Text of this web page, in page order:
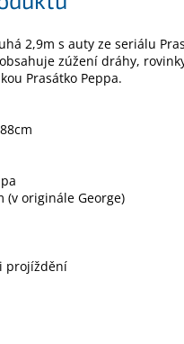
2,9m s auty ze seriálu
zúžení dráhy,
Prasátko Peppa.
(v originále George)
projíždění